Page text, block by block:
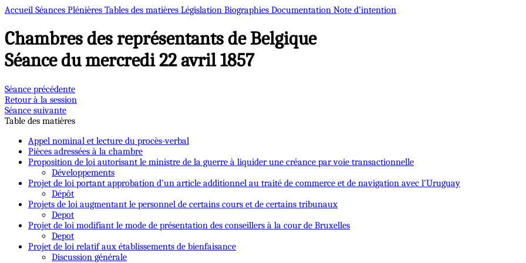
Accueil Séances Plénières Tables des matières Législation Biographies Documentation Note d’intention
Chambres des représentants de Belgique
Séance du mercredi 22 avril 1857
Séance précédente
Retour à la session
Séance suivante
Table des matières
Appel nominal et lecture du procès-verbal
Pièces adressées à la chambre
Proposition de loi autorisant le ministre de la guerre à liquider une créance par voie transactionnelle
Développements
Projet de loi portant approbation d’un article additionnel au traité de commerce et de navigation avec l'Uruguay
Dépôt
Projets de loi augmentant le personnel de certains cours et de certains tribunaux
Depot
Projet de loi modifiant le mode de présentation des conseillers à la cour de Bruxelles
Depot
Projet de loi relatif aux établissements de bienfaisance
Discussion générale